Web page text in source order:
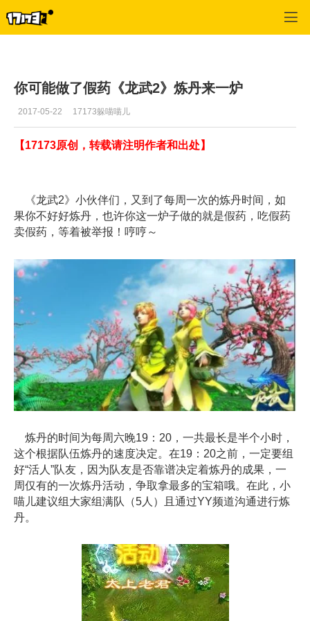
你可能做了假药《龙武2》炼丹来一炉
2017-05-22 17173躲喵喵儿
【17173原创，转载请注明作者和出处】
《龙武2》小伙伴们，又到了每周一次的炼丹时间，如
果你不好好炼丹，也许你这一炉子做的就是假药，吃假药
卖假药，等着被举报！哼哼～
炼丹的时间为每周六晚19：20，一共最长是半个小时，
这个根据队伍炼丹的速度决定。在19：20之前，一定要组
好“活人”队友，因为队友是否靠谱决定着炼丹的成果，一
周仅有的一次炼丹活动，争取拿最多的宝箱哦。在此，小
喵儿建议组大家组满队（5人）且通过YY频道沟通进行炼
丹。